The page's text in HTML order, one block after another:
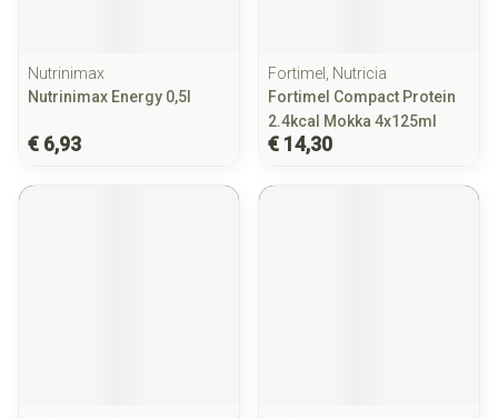
Nutrinimax
Nutrinimax Energy 0,5l
€ 6,93
Fortimel, Nutricia
Fortimel Compact Protein
2.4kcal Mokka 4x125ml
€ 14,30